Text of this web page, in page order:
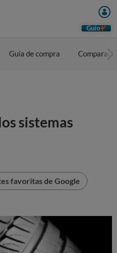
Guio
Guía de compra
sistemas
favoritas de Google